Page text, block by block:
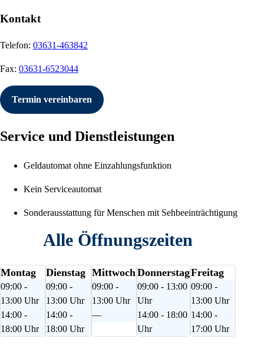
Kontakt
Telefon: 03631-463842
Fax: 03631-6523044
Termin vereinbaren
Service und Dienstleistungen
Geldautomat ohne Einzahlungsfunktion
Kein Serviceautomat
Sonderausstattung für Menschen mit Sehbeeinträchtigung
Alle Öffnungszeiten
Montag
09:00 -
13:00 Uhr
14:00 -
18:00 Uhr
Dienstag
09:00 -
13:00 Uhr
14:00 -
18:00 Uhr
Mittwoch
09:00 -
13:00 Uhr
—
Donnerstag
09:00 - 13:00
Uhr
14:00 - 18:00
Uhr
Freitag
09:00 -
13:00 Uhr
14:00 -
17:00 Uhr